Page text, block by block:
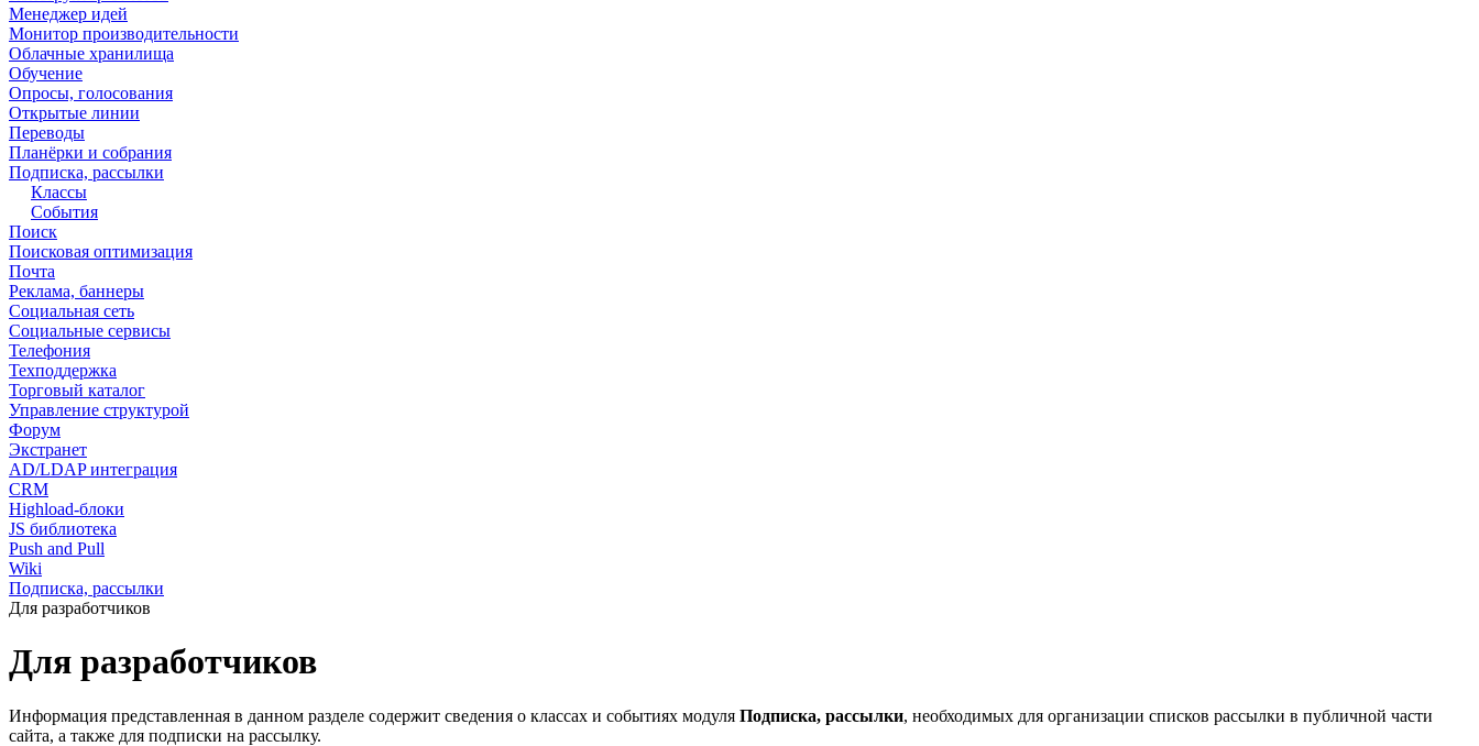
Менеджер идей
Монитор производительности
Облачные хранилища
Обучение
Опросы, голосования
Открытые линии
Переводы
Планёрки и собрания
Подписка, рассылки
Классы
События
Поиск
Поисковая оптимизация
Почта
Реклама, баннеры
Социальная сеть
Социальные сервисы
Телефония
Техподдержка
Торговый каталог
Управление структурой
Форум
Экстранет
AD/LDAP интеграция
CRM
Highload-блоки
JS библиотека
Push and Pull
Wiki
Подписка, рассылки
Для разработчиков
Для разработчиков
Информация представленная в данном разделе содержит сведения о классах и событиях модуля Подписка, рассылки, необходимых для организации списков рассылки в публичной части
сайта, а также для подписки на рассылку.